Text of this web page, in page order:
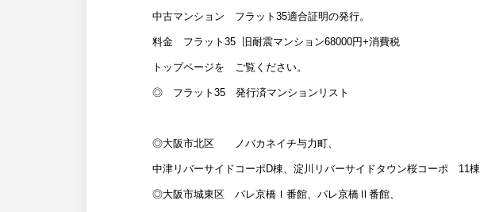
中古マンション フラット35適合証明の発行。
料金 フラット35 旧耐震マンション68000円+消費税
トップページを ご覧ください。
◎ フラット35 発行済マンションリスト
◎大阪市北区 ノバカネイチ与力町、
中津リバーサイドコーポD棟、淀川リバーサイドタウン桜コーポ 11棟
◎大阪市城東区 パレ京橋Ⅰ番館、パレ京橋Ⅱ番館、